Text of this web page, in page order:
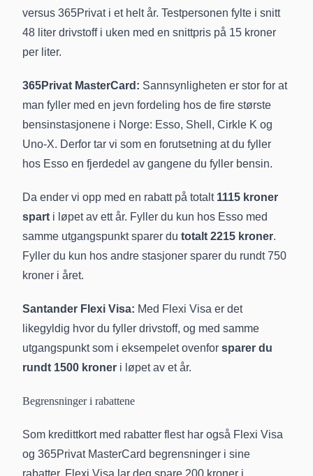
versus 365Privat i et helt år. Testpersonen fylte i snitt
48 liter drivstoff i uken med en snittpris på 15 kroner
per liter.
365Privat MasterCard: Sannsynligheten er stor for at
man fyller med en jevn fordeling hos de fire største
bensinstasjonene i Norge: Esso, Shell, Cirkle K og
Uno-X. Derfor tar vi som en forutsetning at du fyller
hos Esso en fjerdedel av gangene du fyller bensin.
Da ender vi opp med en rabatt på totalt 1115 kroner
spart i løpet av ett år. Fyller du kun hos Esso med
samme utgangspunkt sparer du totalt 2215 kroner.
Fyller du kun hos andre stasjoner sparer du rundt 750
kroner i året.
Santander Flexi Visa: Med Flexi Visa er det
likegyldig hvor du fyller drivstoff, og med samme
utgangspunkt som i eksempelet ovenfor sparer du
rundt 1500 kroner i løpet av et år.
Begrensninger i rabattene
Som kredittkort med rabatter flest har også Flexi Visa
og 365Privat MasterCard begrensninger i sine
rabatter. Flexi Visa lar deg spare 200 kroner i